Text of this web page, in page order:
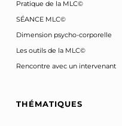
Pratique de la MLC©
SÉANCE MLC©
Dimension psycho-corporelle
Les outils de la MLC©
Rencontre avec un intervenant
THÉMATIQUES